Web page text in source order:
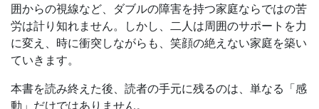
囲からの視線など、ダブルの障害を持つ家庭ならではの苦
労は計り知れません。しかし、二人は周囲のサポートを力
に変え、時に衝突しながらも、笑顔の絶えない家庭を築い
ていきます。
本書を読み終えた後、読者の手元に残るのは、単なる「感
動」だけではありません。